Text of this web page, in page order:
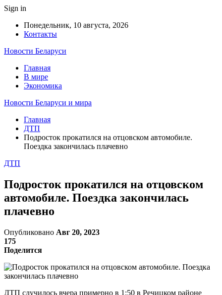
Sign in
Понедельник, 10 августа, 2026
Контакты
Новости Беларуси
Главная
В мире
Экономика
Новости Беларуси и мира
Главная
ДТП
Подросток прокатился на отцовском автомобиле.
Поездка закончилась плачевно
ДТП
Подросток прокатился на отцовском
автомобиле. Поездка закончилась
плачевно
Опубликовано Авг 20, 2023
175
Поделится
ДТП случилось вчера примерно в 1:50 в Речицком районе